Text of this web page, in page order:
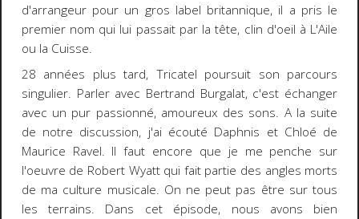
d'arrangeur pour un gros label britannique, il a pris le
premier nom qui lui passait par la tête, clin d'oeil à L'Aile
ou la Cuisse.
28 années plus tard, Tricatel poursuit son parcours
singulier. Parler avec Bertrand Burgalat, c'est échanger
avec un pur passionné, amoureux des sons. A la suite
de notre discussion, j'ai écouté Daphnis et Chloé de
Maurice Ravel. Il faut encore que je me penche sur
l'oeuvre de Robert Wyatt qui fait partie des angles morts
de ma culture musicale. On ne peut pas être sur tous
les terrains. Dans cet épisode, nous avons bien